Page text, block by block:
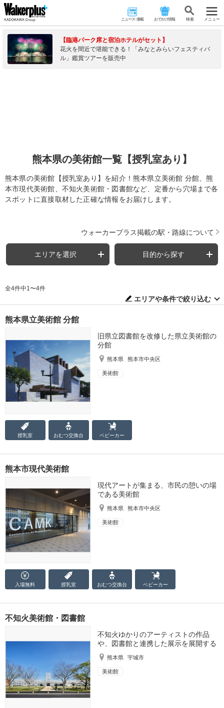
ニュース･連載 おでかけ情報 検 索 メニュー
【臨港パーク席と宿泊ホテルがセット】
花火を間近で堪能できる！「みなとみらいフェスティバ
ル」鑑賞ツアーを販売中
熊本県の美術館一覧【授乳室あり】
熊本県の美術館【授乳室あり】を紹介！熊本県立美術館 分館、熊
本市現代美術館、不知火美術館・図書館など、定番から穴場まで各
スポットに直接取材した正確な情報をお届けします。
ウォーカープラス掲載の駅・路線について
エリアを選択 目的から探す
全4件中1〜4件
エリアや条件で絞り込む
熊本県立美術館 分館
旧県立図書館を改修した県立美術館の
分館
熊本県 熊本市中央区
美術館
授乳室 おむつ交換台 ベビーカー
熊本市現代美術館
現代アートが集まる、市民の憩いの場
である美術館
熊本県 熊本市中央区
美術館
入場無料 授乳室 おむつ交換台 ベビーカー
不知火美術館・図書館
不知火ゆかりのアーティストの作品
や、図書館と連携した展示を展開する
熊本県 宇城市
美術館